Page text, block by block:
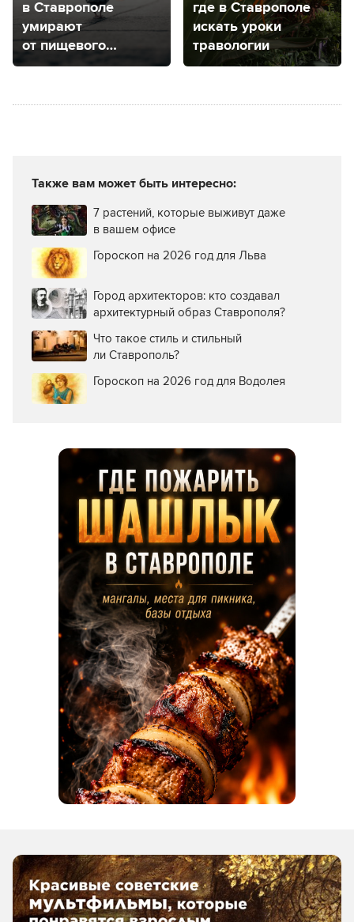
в Ставрополе
умирают
от пищевого
отравления
где в Ставрополе
искать уроки
травологии
Также вам может быть интересно:
7 растений, которые выживут даже
в вашем офисе
Гороскоп на 2026 год для Льва
Город архитекторов: кто создавал
архитектурный образ Ставрополя?
Что такое стиль и стильный
ли Ставрополь?
Гороскоп на 2026 год для Водолея